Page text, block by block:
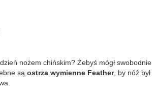
nożem chińskim? Żebyś mógł swobodnie
są ostrza wymienne Feather, by nóż był